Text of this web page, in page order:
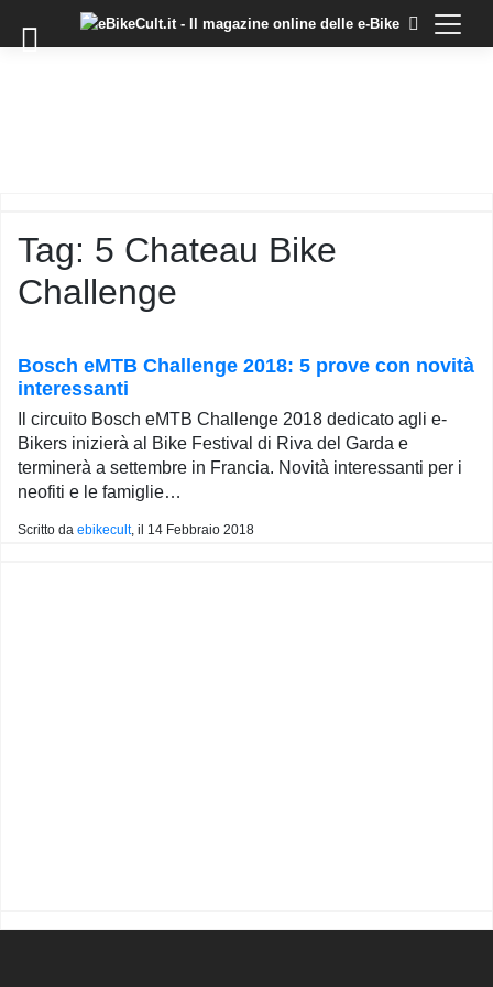
×
TUTORIAL
LO
STAFF
EBIKECULT
CONTATTI
PRIVACY
POLICY
Tag: 5 Chateau Bike
Challenge
Bosch eMTB Challenge 2018: 5 prove con novità
interessanti
Il circuito Bosch eMTB Challenge 2018 dedicato agli e-
Bikers inizierà al Bike Festival di Riva del Garda e
terminerà a settembre in Francia. Novità interessanti per i
neofiti e le famiglie…
Scritto da ebikecult, il 14 Febbraio 2018